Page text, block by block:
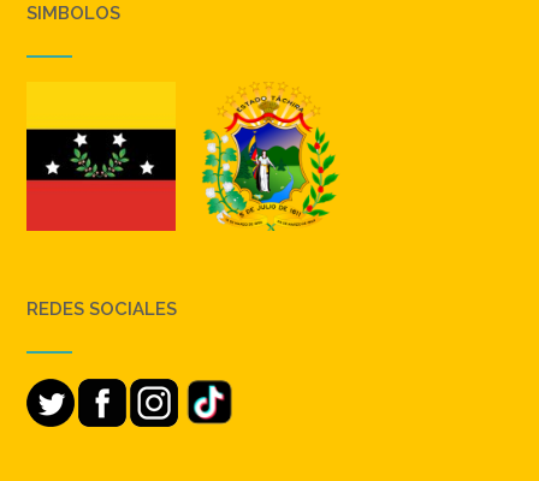
SIMBOLOS
REDES SOCIALES